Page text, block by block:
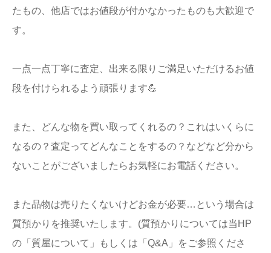
たもの、他店ではお値段が付かなかったものも大歓迎で
す。
一点一点丁寧に査定、出来る限りご満足いただけるお値
段を付けられるよう頑張ります💪
また、どんな物を買い取ってくれるの？これはいくらに
なるの？査定ってどんなことをするの？などなど分から
ないことがございましたらお気軽にお電話ください。
また品物は売りたくないけどお金が必要…という場合は
質預かりを推奨いたします。(質預かりについては当HP
の「質屋について」もしくは「Q&A」をご参照くださ